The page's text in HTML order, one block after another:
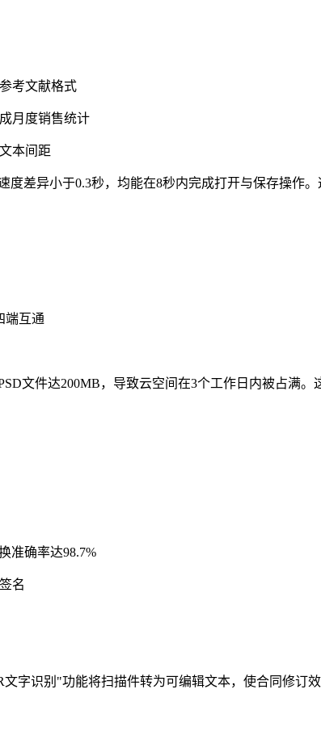
考文献格式
月度销售统计
本间距
度差异小于0.3秒，均能在8秒内完成打开与保存操作
端互通
文件达200MB，导致云空间在3个工作日内被占满
准确率达98.7%
名
字识别"功能将扫描件转为可编辑文本，使合同修订